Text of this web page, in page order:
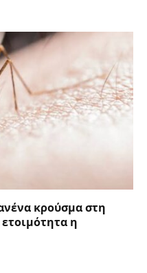
κρούσμα στη
η